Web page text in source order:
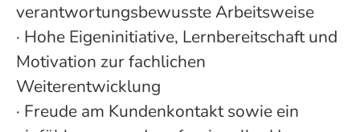
verantwortungsbewusste Arbeitsweise
· Hohe Eigeninitiative, Lernbereitschaft und
Motivation zur fachlichen
Weiterentwicklung
· Freude am Kundenkontakt sowie ein